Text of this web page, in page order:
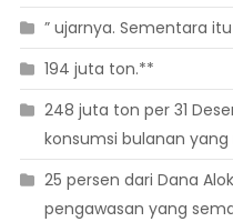
” ujarnya. Sementara itu
194 juta ton.**
248 juta ton per 31
konsumsi bulanan
25 persen dari Dana
pengawasan yang